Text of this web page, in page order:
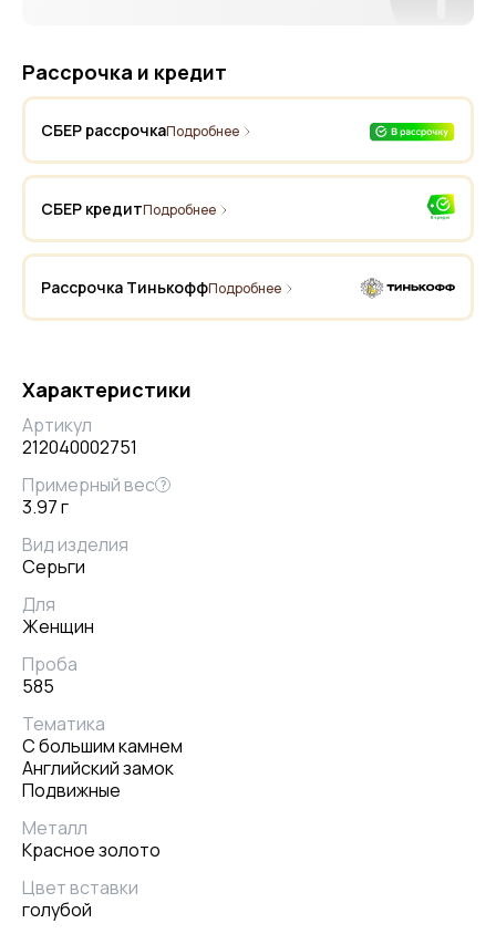
Рассрочка и кредит
СБЕР рассрочкаПодробнее
СБЕР кредитПодробнее
Рассрочка ТинькоффПодробнее
Характеристики
Артикул
212040002751
Примерный вес ?
3.97 г
Вид изделия
Серьги
Для
Женщин
Проба
585
Тематика
С большим камнем
Английский замок
Подвижные
Металл
Красное золото
Цвет вставки
голубой